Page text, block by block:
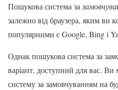
Пошукова система за
залежно від браузера, яким ви
популярними є Google, Bing і
Однак пошукова система за
варіант, доступний для вас.
систему за замовчуванням на